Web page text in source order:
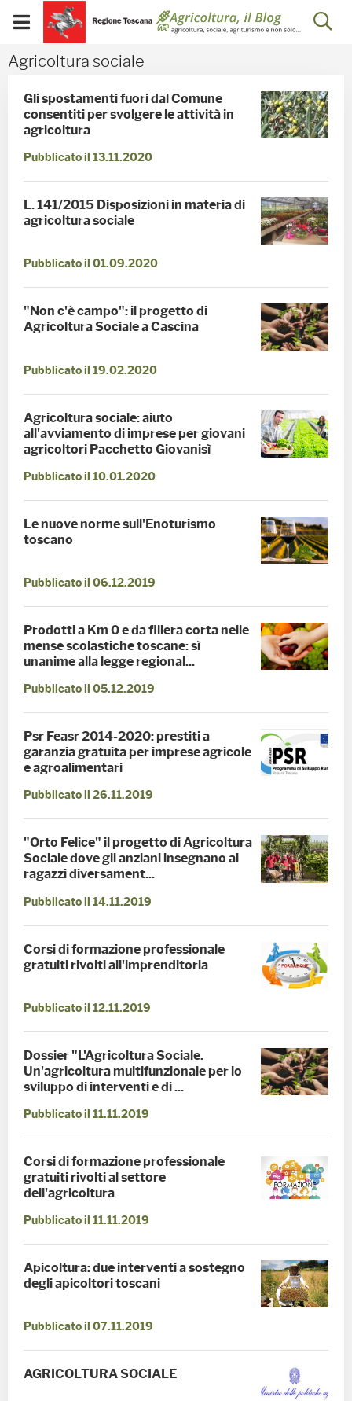
Skip to Main Content
Visualizza/chiudi
menu
mobile
Agricoltura sociale -
Agricoltura sociale
Gli spostamenti fuori dal Comune
consentiti per svolgere le attività in
agricoltura
Pubblicato il 13.11.2020
L. 141/2015 Disposizioni in materia di
agricoltura sociale
Pubblicato il 01.09.2020
"Non c'è campo": il progetto di
Agricoltura Sociale a Cascina
Pubblicato il 19.02.2020
Agricoltura sociale: aiuto
all'avviamento di imprese per giovani
agricoltori Pacchetto Giovanisì
Pubblicato il 10.01.2020
Le nuove norme sull'Enoturismo
toscano
Pubblicato il 06.12.2019
Prodotti a Km 0 e da filiera corta nelle
mense scolastiche toscane: sì
unanime alla legge regional...
Pubblicato il 05.12.2019
Psr Feasr 2014-2020: prestiti a
garanzia gratuita per imprese agricole
e agroalimentari
Pubblicato il 26.11.2019
"Orto Felice" il progetto di Agricoltura
Sociale dove gli anziani insegnano ai
ragazzi diversament...
Pubblicato il 14.11.2019
Corsi di formazione professionale
gratuiti rivolti all'imprenditoria
Pubblicato il 12.11.2019
Dossier "L'Agricoltura Sociale.
Un'agricoltura multifunzionale per lo
sviluppo di interventi e di ...
Pubblicato il 11.11.2019
Corsi di formazione professionale
gratuiti rivolti al settore
dell'agricoltura
Pubblicato il 11.11.2019
Apicoltura: due interventi a sostegno
degli apicoltori toscani
Pubblicato il 07.11.2019
AGRICOLTURA SOCIALE